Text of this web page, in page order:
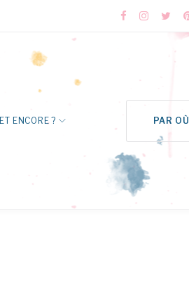
ET ENCORE ? PAR